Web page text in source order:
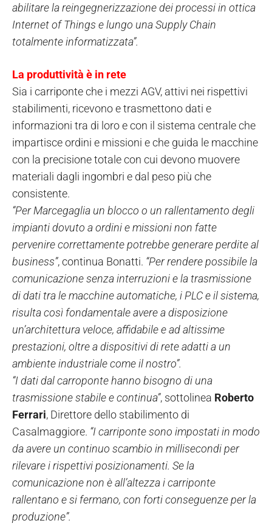
abilitare la reingegnerizzazione dei processi in ottica
Internet of Things e lungo una Supply Chain
totalmente informatizzata”.
La produttività è in rete
Sia i carriponte che i mezzi AGV, attivi nei rispettivi
stabilimenti, ricevono e trasmettono dati e
informazioni tra di loro e con il sistema centrale che
impartisce ordini e missioni e che guida le macchine
con la precisione totale con cui devono muovere
materiali dagli ingombri e dal peso più che
consistente.
“Per Marcegaglia un blocco o un rallentamento degli
impianti dovuto a ordini e missioni non fatte
pervenire correttamente potrebbe generare perdite al
business”, continua Bonatti. “Per rendere possibile la
comunicazione senza interruzioni e la trasmissione
di dati tra le macchine automatiche, i PLC e il sistema,
risulta così fondamentale avere a disposizione
un’architettura veloce, affidabile e ad altissime
prestazioni, oltre a dispositivi di rete adatti a un
ambiente industriale come il nostro”.
“I dati dal carroponte hanno bisogno di una
trasmissione stabile e continua”, sottolinea Roberto
Ferrari, Direttore dello stabilimento di
Casalmaggiore. “I carriponte sono impostati in modo
da avere un continuo scambio in millisecondi per
rilevare i rispettivi posizionamenti. Se la
comunicazione non è all’altezza i carriponte
rallentano e si fermano, con forti conseguenze per la
produzione”.